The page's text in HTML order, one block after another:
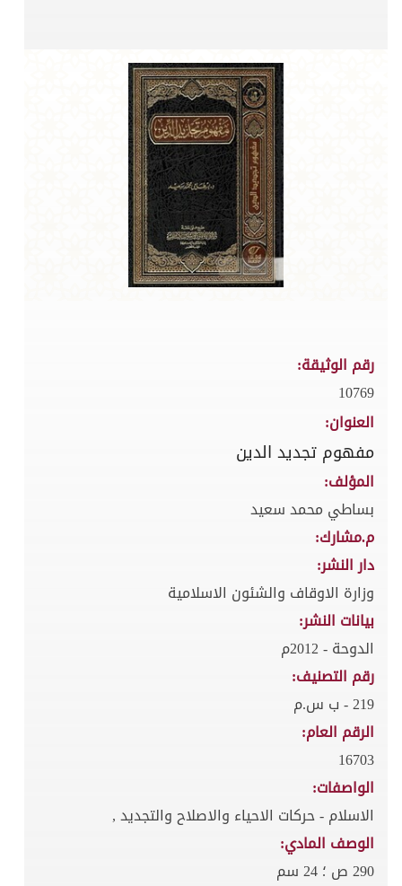
رقم الوثيقة:
10769
العنوان:
مفهوم تجديد الدين
المؤلف:
بساطي محمد سعيد
م.مشارك:
دار النشر:
وزارة الاوقاف والشئون الاسلامية
بيانات النشر:
الدوحة - 2012م
رقم التصنيف:
219 - ب س.م
الرقم العام:
16703
الواصفات:
الاسلام - حركات الاحياء والاصلاح والتجديد ,
الوصف المادي:
290 ص ؛ 24 سم